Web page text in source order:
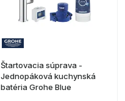
Štartovacia súprava -
Jednopáková kuchynská
batéria Grohe Blue